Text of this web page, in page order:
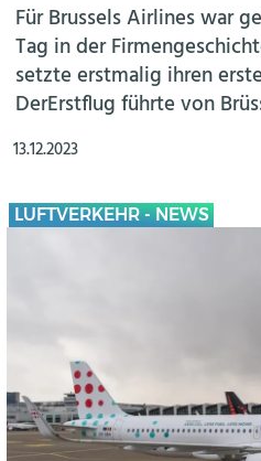
BERUFE
AERO-KULTUR
Für Brussels Airlines war
Tag in der
setzte erstmalig ihren
DerErstflug führte von
13.12.2023
LUFTVERKEHR - NEWS